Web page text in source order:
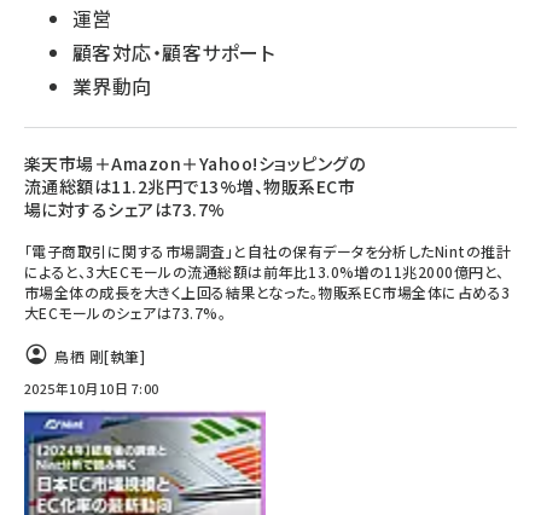
運営
顧客対応・顧客サポート
業界動向
楽天市場＋Amazon＋Yahoo!ショッピングの
流通総額は11.2兆円で13%増、物販系EC市
場に対するシェアは73.7%
「電子商取引に関する市場調査」と自社の保有データを分析したNintの推計
によると、3大ECモールの流通総額は前年比13.0%増の11兆2000億円と、
市場全体の成長を大きく上回る結果となった。物販系EC市場全体に占める3
大ECモールのシェアは73.7%。
鳥栖 剛[執筆]
2025年10月10日 7:00